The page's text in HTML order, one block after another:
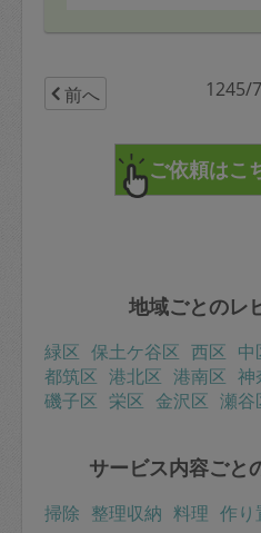
前へ 1245/
地域ごとのレ
緑区 保土ケ谷区 西区 中
都筑区 港北区 港南区 神
磯子区 栄区 金沢区 瀬谷
サービス内容ごと
掃除 整理収納 料理 作り